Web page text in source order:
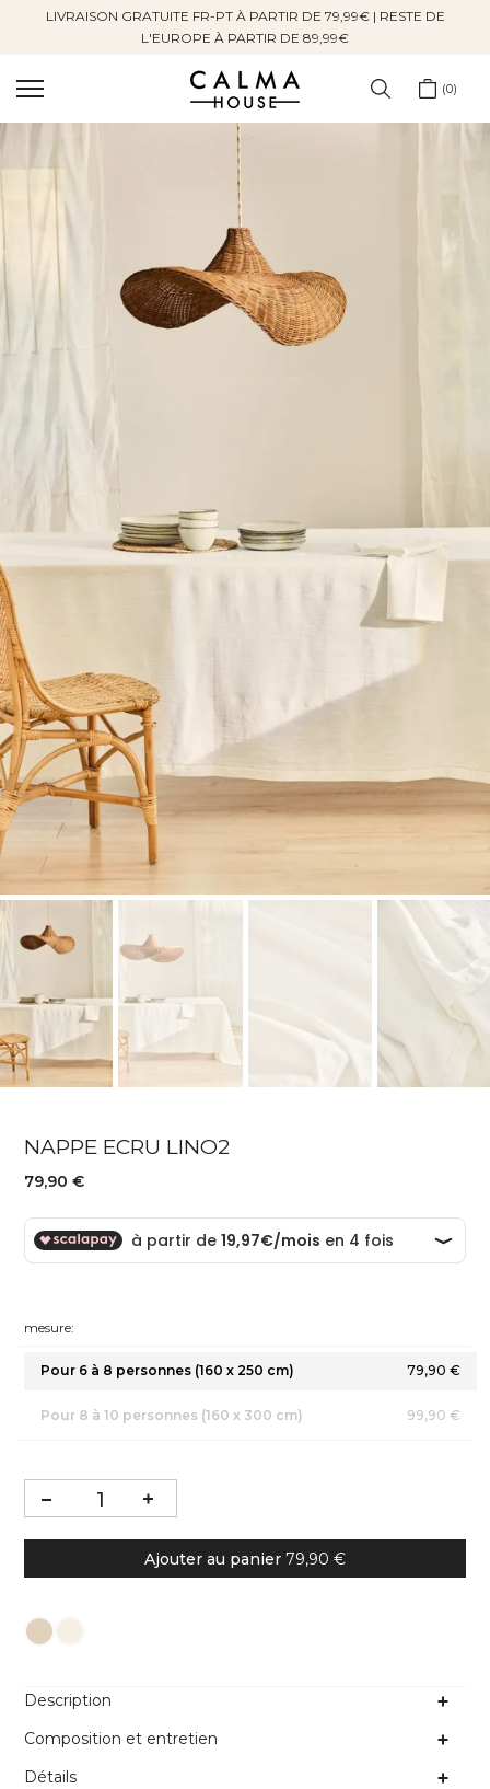
SauterLIVRAISON GRATUITE FR-PT À PARTIR DE 79,99€ | RESTE DE
L'EUROPE À PARTIR DE 89,99€
0
NAPPE ECRU LINO2
79,90 €
Couleur
mesure:
Pour 6 à 8 personnes (160 x 250 cm) 79,90 €
Pour 8 à 10 personnes (160 x 300 cm) 99,90 €
Ajouter au panier 79,90 €
Description
Composition et entretien
Détails